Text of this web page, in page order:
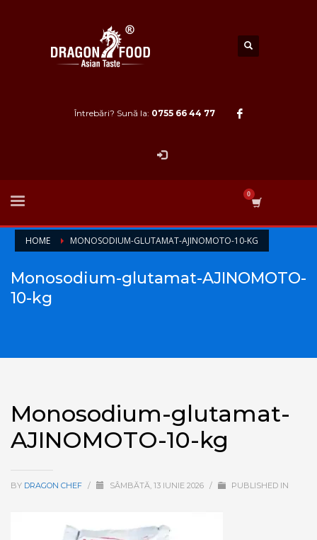
Întrebări? Sună la: 0755 66 44 77
HOME MONOSODIUM-GLUTAMAT-AJINOMOTO-10-KG
Monosodium-glutamat-AJINOMOTO-
10-kg
Monosodium-glutamat-
AJINOMOTO-10-kg
BY DRAGON CHEF / SÂMBĂTĂ, 13 IUNIE 2026 / PUBLISHED IN